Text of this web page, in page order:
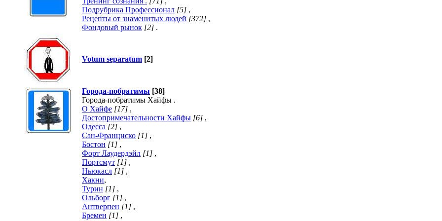
Подрубрика Профессионал [5] ,
Рецепты от знаменитых людей [372] ,
Фондовый рынок [2] .
Votum separatum [2]
Города-побратимы [38]
Города-побратимы Хайфы .
О Хайфе [17] ,
Достопримечательности Хайфы [6] ,
Одесса [2] ,
Сан-Франциско [1] ,
Бостон [1] ,
Форт Лаудердэйл [1] ,
Портсмут [1] ,
Ньюкасл [1] ,
Хакни,
Турин [1] ,
Ольборг [1] ,
Антверпен [1] ,
Бремен [1] ,